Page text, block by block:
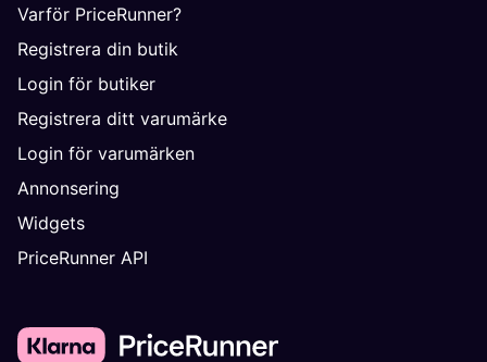
Varför PriceRunner?
Registrera din butik
Login för butiker
Registrera ditt varumärke
Login för varumärken
Annonsering
Widgets
PriceRunner API